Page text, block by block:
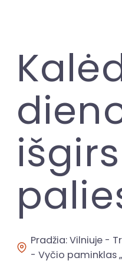
Pradžia: Vilniuje -
- Vyčio paminklas